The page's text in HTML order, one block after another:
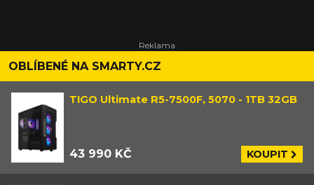
OBLÍBENÉ NA SMARTY.CZ
TIGO Ultimate R5-7500F, 5070 - 1TB 32GB
43 990 KČ KOUPIT